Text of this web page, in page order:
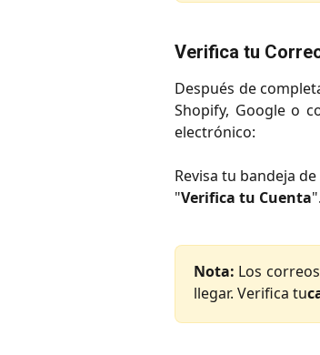
Verifica tu
Después de
Shopify, Google o
electrónico:
Revisa tu bandeja
"Verifica tu Cuenta
Nota: Los
llegar. Verifica tu